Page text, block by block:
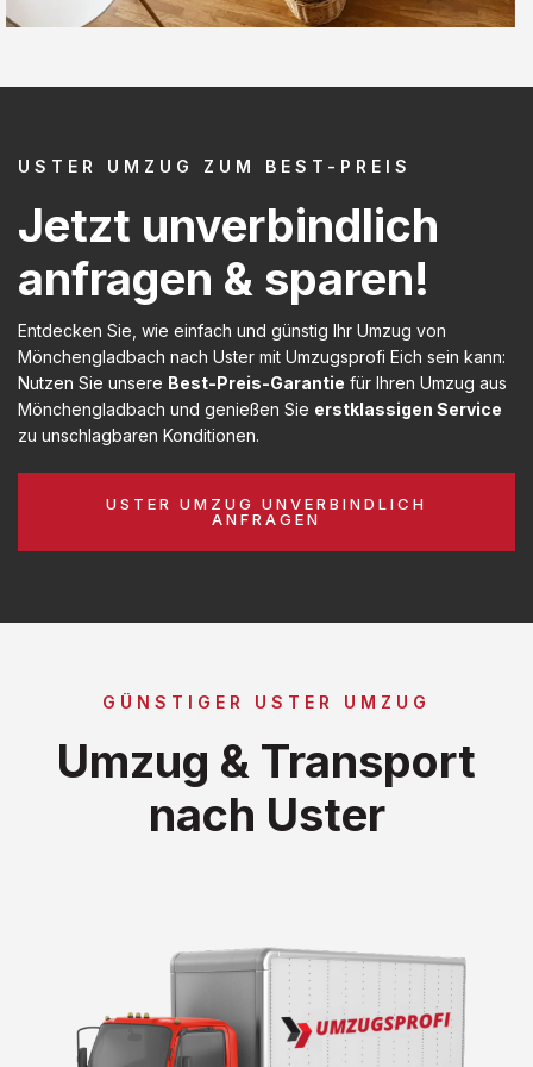
USTER UMZUG ZUM BEST-PREIS
Jetzt unverbindlich
anfragen & sparen!
Entdecken Sie, wie einfach und günstig Ihr Umzug von
Mönchengladbach nach Uster mit Umzugsprofi Eich sein kann:
Nutzen Sie unsere Best-Preis-Garantie für Ihren Umzug aus
Mönchengladbach und genießen Sie erstklassigen Service
zu unschlagbaren Konditionen.
USTER UMZUG UNVERBINDLICH
ANFRAGEN
GÜNSTIGER USTER UMZUG
Umzug & Transport
nach Uster